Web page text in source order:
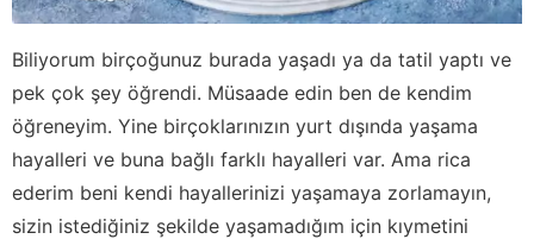
Biliyorum birçoğunuz burada yaşadı ya da tatil yaptı ve
pek çok şey öğrendi. Müsaade edin ben de kendim
öğreneyim. Yine birçoklarınızın yurt dışında yaşama
hayalleri ve buna bağlı farklı hayalleri var. Ama rica
ederim beni kendi hayallerinizi yaşamaya zorlamayın,
sizin istediğiniz şekilde yaşamadığım için kıymetini